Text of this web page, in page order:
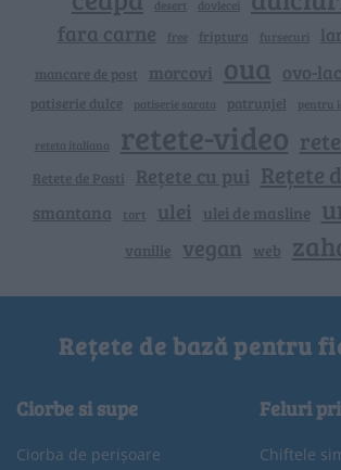
desert dovlecei
fara carne free friptura fursecuri
mancare de post morcovi oua ovo-
patiserie dulce patiserie sarata patrunjel pentru
reteta italiana retete-video
Retete de Pasti Rețete cu pui Rețete
smantana tort ulei ulei de masline
vanilie vegan web
Rețete de bază pentru
Ciorbe si supe
Ciorba de perișoare
Feluri
Chiftele